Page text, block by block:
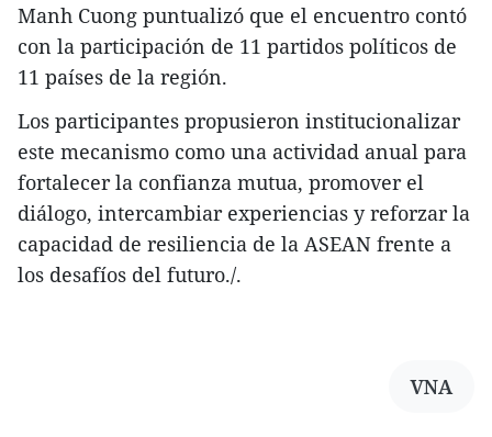
Manh Cuong puntualizó que el encuentro contó
con la participación de 11 partidos políticos de
11 países de la región.
Los participantes propusieron institucionalizar
este mecanismo como una actividad anual para
fortalecer la confianza mutua, promover el
diálogo, intercambiar experiencias y reforzar la
capacidad de resiliencia de la ASEAN frente a
los desafíos del futuro./.
VNA